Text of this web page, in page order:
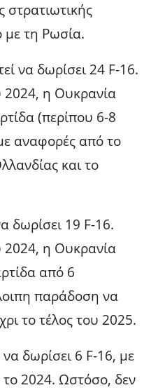
με τη Ρωσία.
να δωρίσει 24 F-16.
2024, η Ουκρανία
(περίπου 6-8
αναφορές από το
και το
δωρίσει 19 F-16.
2024, η Ουκρανία
από 6
παράδοση να
το τέλος του 2025.
δωρίσει 6 F-16, με
2024. Ωστόσο, δεν